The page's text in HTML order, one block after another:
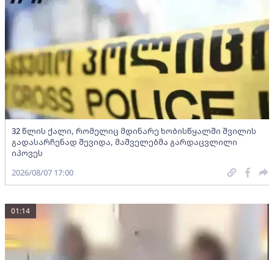
32 წლის ქალი, რომელიც მდინარე ხობისწყალში შვილის
გადასარჩენად შევიდა, მაშველებმა გარდაცვლილი
იპოვეს
2026/08/07 17:00
01:14